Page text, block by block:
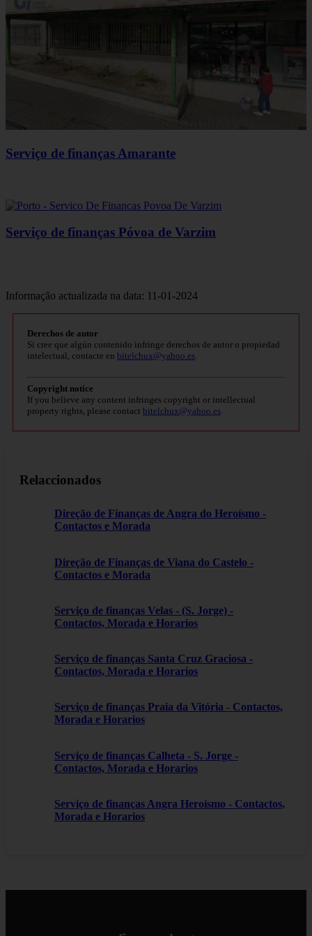
Serviço de finanças Amarante
Serviço de finanças Póvoa de Varzim
Informação actualizada na data: 11-01-2024
Derechos de autor
Si cree que algún contenido infringe derechos de autor o propiedad
intelectual, contacte en bitelchux@yahoo.es
Copyright notice
If you believe any content infringes copyright or intellectual
property rights, please contact bitelchux@yahoo.es
Relaccionados
Direção de Finanças de Angra do Heroísmo -
Contactos e Morada
Direção de Finanças de Viana do Castelo -
Contactos e Morada
Serviço de finanças Velas - (S. Jorge) -
Contactos, Morada e Horarios
Serviço de finanças Santa Cruz Graciosa -
Contactos, Morada e Horarios
Serviço de finanças Praia da Vitória - Contactos,
Morada e Horarios
Serviço de finanças Calheta - S. Jorge -
Contactos, Morada e Horarios
Serviço de finanças Angra Heroísmo - Contactos,
Morada e Horarios